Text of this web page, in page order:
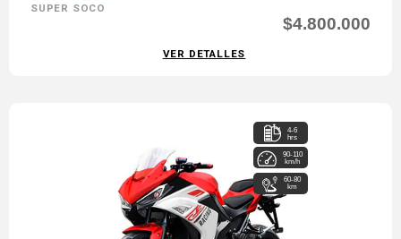
SUPER SOCO
$4.800.000
VER DETALLES
4-6
hrs
90-110
km/h
60-80
km